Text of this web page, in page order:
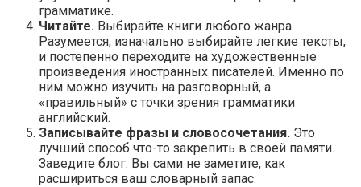
грамматике.
Читайте. Выбирайте книги любого жанра.
Разумеется, изначально выбирайте легкие тексты,
и постепенно переходите на художественные
произведения иностранных писателей. Именно по
ним можно изучить на разговорный, а
«правильный» с точки зрения грамматики
английский.
Записывайте фразы и словосочетания. Это
лучший способ что-то закрепить в своей памяти.
Заведите блог. Вы сами не заметите, как
расшириться ваш словарный запас.